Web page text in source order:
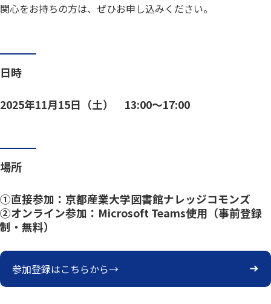
関心をお持ちの方は、ぜひお申し込みください。
日時
2025年11月15日（土） 13:00〜17:00
場所
①直接参加：京都産業大学図書館ナレッジコモンズ
②オンライン参加：Microsoft Teams使用（事前登録
制・無料）
参加登録はこちらから→